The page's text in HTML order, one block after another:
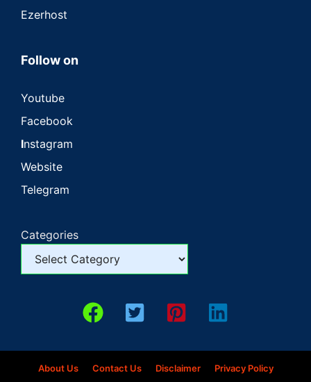
Ezerhost
Follow on
Youtube
Facebook
Instagram
Website
Telegram
Categories
About Us Contact Us Disclaimer Privacy Policy